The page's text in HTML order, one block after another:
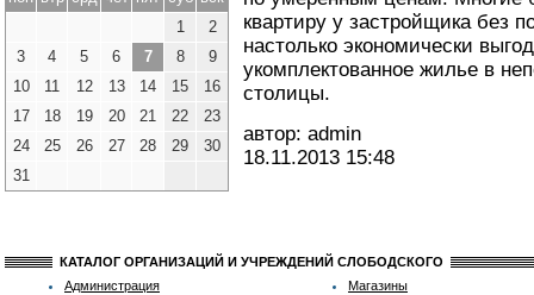
1
2
3
4 5 6 7 8
9
10
11 12 13 14 15
16
17
18 19 20 21 22
23
24
25 26 27 28 29
30
31
квартиру у застройщика без
настолько экономически
укомплектованное жилье в
столицы.
автор: admin
18.11.2013 15:48
КАТАЛОГ ОРГАНИЗАЦИЙ И УЧРЕЖДЕНИЙ СЛОБОДСКОГО
Администрация
Магазины